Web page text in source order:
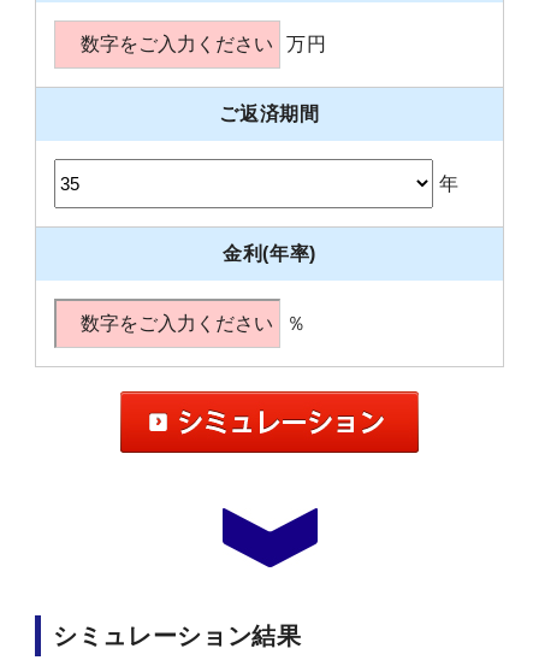
万円
ご返済期間
年
金利(年率)
％
シミュレーション結果